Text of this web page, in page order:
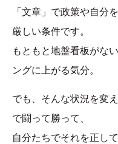
「文章」で政策や自分
厳しい条件です。
もともと地盤看板がな
ングに上がる気分。
でも、そんな状況を変
で闘って勝って、
自分たちでそれを正し